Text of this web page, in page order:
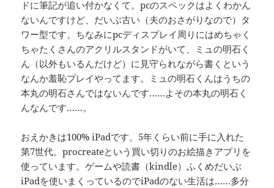
ドに筆記が追い付かなくて。pcのスペックはよくわかん
ないんですけど、だいぶ古い（夫のおさがりなので）タ
ワー型です。ちなみにpcディスプレイ周りにはめちゃく
ちゃたくさんのアクリルスタンドがいて、ミュの明石く
ん（以外もいるんだけど）に見守られながら書くという
なんか羞恥プレイやってます。ミュの明石くんはうちの
本丸の明石さんではないんです……よその本丸の明石く
んなんです……。
おえかきは100% iPadです。5年くらい前に手に入れた
第7世代。procreateという買い切りのお絵描きアプリを
使っています。ゲームや読書（kindle）ふくめだいぶ
iPadを使いまくっているのでiPadのない生活は……多分